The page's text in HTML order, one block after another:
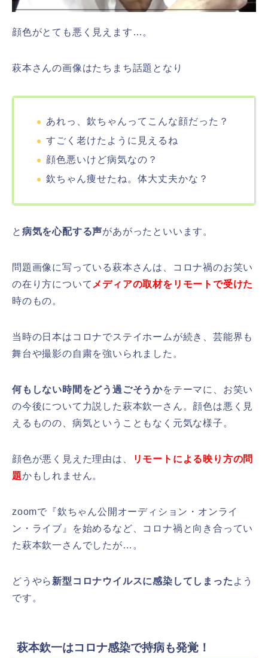
顔色がとても悪く見えます…。
萩本さんの画像はたちまち話題となり
あれっ、欽ちゃんってこんな顔だった？
すごく老けたように見えるね
顔色悪いけど病気なの？
欽ちゃん痩せたね。体大丈夫かな？
と 病気を心配する声があがったといいます。
問題画像に写っている萩本さんは、コロナ禍のお笑い
の在り方について メディアの取材をリモートで受けた
時のもの。
当時の日本はコロナでステイホームが続き、芸能界も
舞台や撮影の自粛を強いられました。
何もしない時間をどう過ごそうかをテーマに、お笑い
の今後について力説した萩本欽一さん。顔色は悪く見
えるものの、病気ということもなく元気な様子。
顔色が悪く見えた理由は、
リモートによる映り方の問
題かもしれません。
zoomで『欽ちゃん公開オーディション・オンライ
ン・ライブ』を始めるなど、コロナ禍と向き合ってい
た萩本欽一さんでしたが…。
どうやら 新型コロナウイルスに感染してしまった よう
です。
萩本欽一はコロナ感染で持病も発覚！